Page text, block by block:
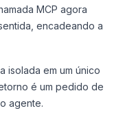
MCP agora
encadeando a
isolada em um único
é um pedido de
agente.